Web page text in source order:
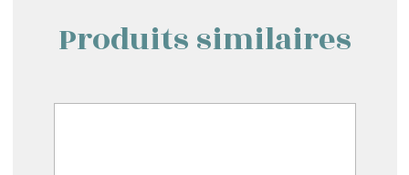
Produits similaires